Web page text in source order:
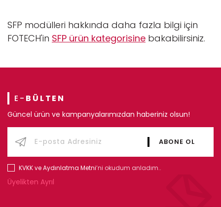
SFP modülleri hakkında daha fazla bilgi için
FOTECH'in SFP ürün kategorisine bakabilirsiniz.
E- BÜLTEN
Güncel ürün ve kampanyalarımızdan haberiniz olsun!
KVKK ve Aydınlatma Metni’ni okudum anladım..
Üyelikten Ayrıl